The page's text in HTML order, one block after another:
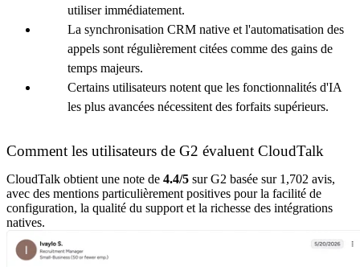
utiliser immédiatement.
La synchronisation CRM native et l'automatisation des
appels sont régulièrement citées comme des gains de
temps majeurs.
Certains utilisateurs notent que les fonctionnalités d'IA
les plus avancées nécessitent des forfaits supérieurs.
Comment les utilisateurs de G2 évaluent CloudTalk
CloudTalk obtient une note de 4.4/5 sur G2 basée sur 1,702 avis,
avec des mentions particulièrement positives pour la facilité de
configuration, la qualité du support et la richesse des intégrations
natives.